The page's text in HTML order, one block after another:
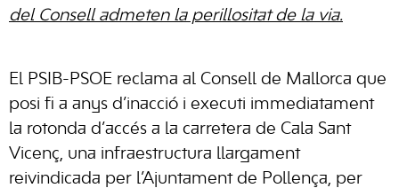
del Consell admeten la perillositat de la via.
El PSIB-PSOE reclama al Consell de Mallorca que
posi fi a anys d’inacció i executi immediatament
la rotonda d’accés a la carretera de Cala Sant
Vicenç, una infraestructura llargament
reivindicada per l’Ajuntament de Pollença, per